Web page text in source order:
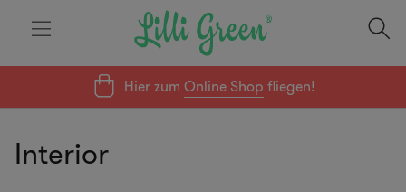
Hier zumOnline Shop fliegen!
Interior